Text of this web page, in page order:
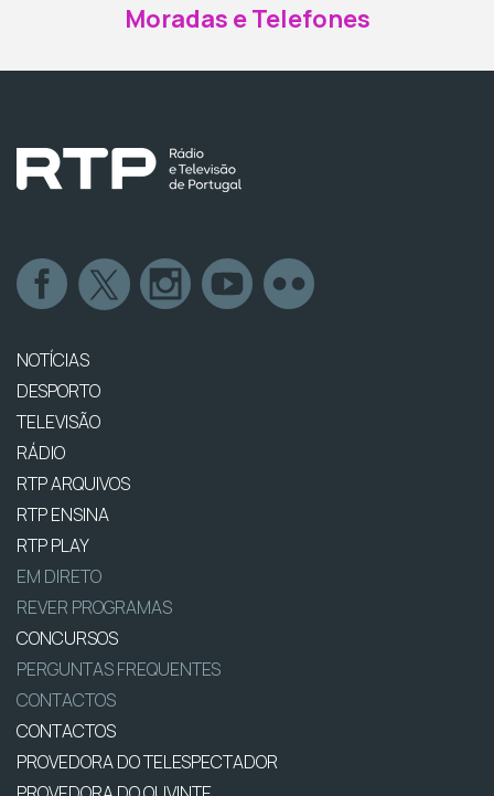
Moradas e Telefones
NOTÍCIAS
DESPORTO
TELEVISÃO
RÁDIO
RTP ARQUIVOS
RTP ENSINA
RTP PLAY
EM DIRETO
REVER PROGRAMAS
CONCURSOS
PERGUNTAS FREQUENTES
CONTACTOS
CONTACTOS
PROVEDORA DO TELESPECTADOR